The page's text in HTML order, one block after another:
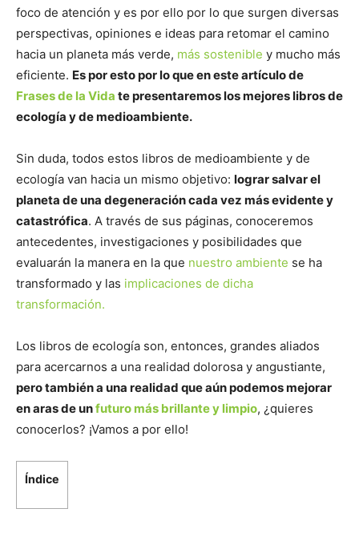
foco de atención y es por ello por lo que surgen diversas
perspectivas, opiniones e ideas para retomar el camino
hacia un planeta más verde, más sostenible y mucho más
eficiente. Es por esto por lo que en este artículo de
Frases de la Vida te presentaremos los mejores libros de
ecología y de medioambiente.
Sin duda, todos estos libros de medioambiente y de
ecología van hacia un mismo objetivo: lograr salvar el
planeta de una degeneración cada vez más evidente y
catastrófica. A través de sus páginas, conoceremos
antecedentes, investigaciones y posibilidades que
evaluarán la manera en la que nuestro ambiente se ha
transformado y las implicaciones de dicha
transformación.
Los libros de ecología son, entonces, grandes aliados
para acercarnos a una realidad dolorosa y angustiante,
pero también a una realidad que aún podemos mejorar
en aras de unfuturo más brillante y limpio, ¿quieres
conocerlos? ¡Vamos a por ello!
Índice